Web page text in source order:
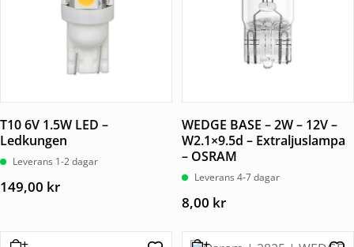
T10 6V 1.5W LED –
Ledkungen
Leverans 1-2 dagar
149,00 kr
WEDGE BASE – 2W – 12V –
W2.1×9.5d – Extraljuslampa
– OSRAM
Leverans 4-7 dagar
8,00 kr